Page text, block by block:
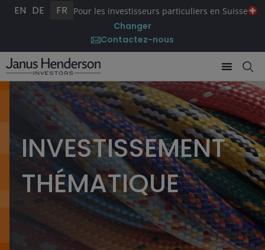
EN DE FR Pour les investisseurs particuliers en Suisse
Changer
Contactez-nous
INVESTISSEMENT
THÉMATIQUE